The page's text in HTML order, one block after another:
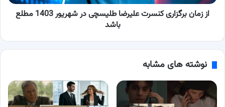
1403
مطلع
از زمان برگزاری کنسرت علیرضا طلیسچی در شهریور 1403 مطلع
باشد
نوشته های مشابه